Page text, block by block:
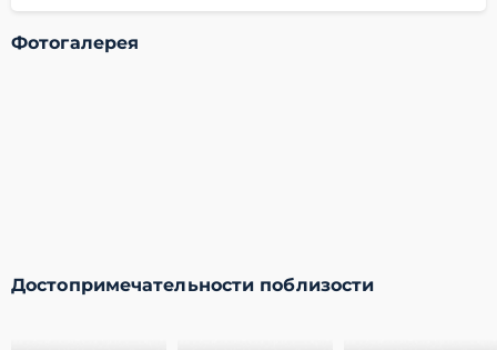
Фотогалерея
Достопримечательности поблизости